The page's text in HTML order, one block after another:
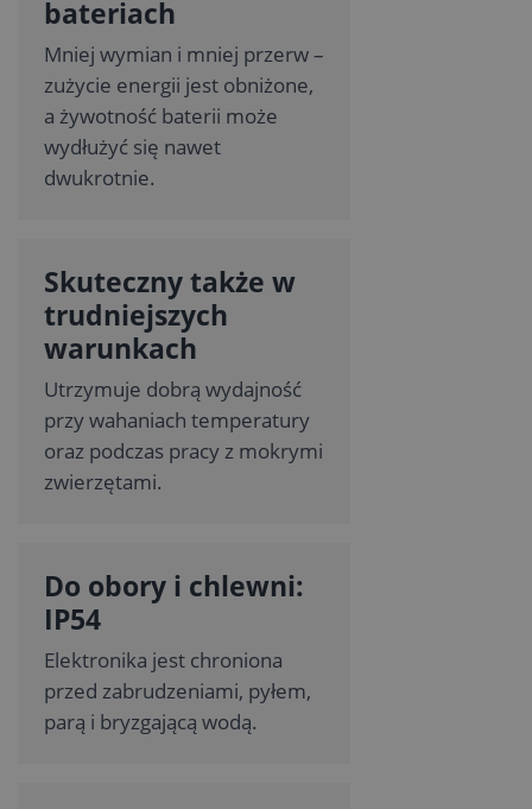
bateriach
Mniej wymian i mniej przerw –
zużycie energii jest obniżone,
a żywotność baterii może
wydłużyć się nawet
dwukrotnie.
Skuteczny także w
trudniejszych
warunkach
Utrzymuje dobrą wydajność
przy wahaniach temperatury
oraz podczas pracy z mokrymi
zwierzętami.
Do obory i chlewni:
IP54
Elektronika jest chroniona
przed zabrudzeniami, pyłem,
parą i bryzgającą wodą.